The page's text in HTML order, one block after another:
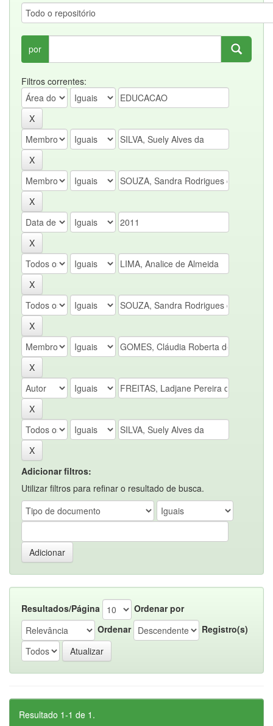
por
Filtros correntes:
Adicionar filtros:
Utilizar filtros para refinar o resultado de busca.
Resultados/Página
Ordenar por
Ordenar
Registro(s)
Resultado 1-1 de 1.